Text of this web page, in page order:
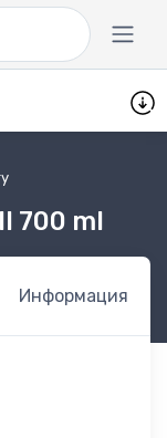
700 ml
Информация